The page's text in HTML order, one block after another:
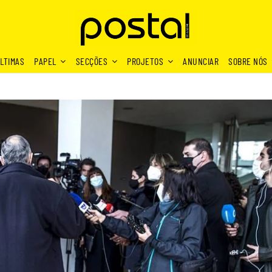
PAPEL SECÇÕES PROJETOS ANUNCIAR SOBRE NÓS